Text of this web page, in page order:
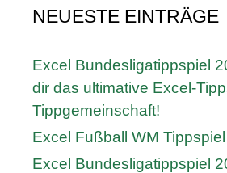
NEUESTE EINTRÄGE
Excel Bundesligatippspiel
dir das ultimative Excel-
Tippgemeinschaft!
Excel Fußball WM
Excel Bundesligatippspiel